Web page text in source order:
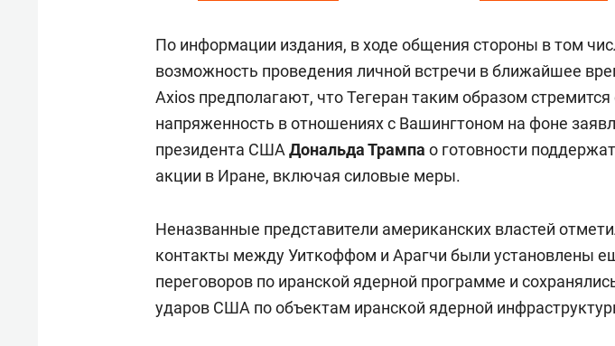
По информации издания, в ходе общения стороны в том
возможность проведения личной встречи в ближайшее
Axios предполагают, что Тегеран таким образом стремится
напряженность в отношениях с Вашингтоном на фоне
президента СШАДональда Трампа о готовности
акции в Иране, включая силовые меры.
Неназванные представители американских властей
контакты между Уиткоффом и Арагчи были установлены
переговоров по иранской ядерной программе и
ударов США по объектам иранской ядерной